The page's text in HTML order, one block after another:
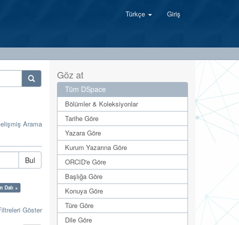
Türkçe Giriş
Arama
Bul
Dalı ×
Göster
Göz at
Tüm DSpace
Bölümler & Koleksiyonlar
Tarihe Göre
Yazara Göre
Kurum Yazarına Göre
ORCID'e Göre
Başlığa Göre
Konuya Göre
Türe Göre
Dile Göre